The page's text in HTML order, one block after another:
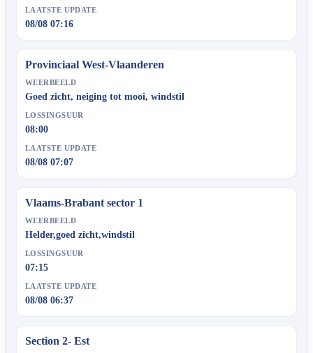
LAATSTE UPDATE
08/08 07:16
Provinciaal West-Vlaanderen
WEERBEELD
Goed zicht, neiging tot mooi, windstil
LOSSINGSUUR
08:00
LAATSTE UPDATE
08/08 07:07
Vlaams-Brabant sector 1
WEERBEELD
Helder,goed zicht,windstil
LOSSINGSUUR
07:15
LAATSTE UPDATE
08/08 06:37
Section 2- Est